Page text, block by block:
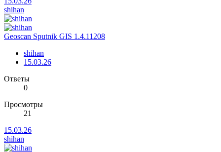
shihan
Geoscan Sputnik GIS 1.4.11208
shihan
15.03.26
Ответы
0
Просмотры
21
15.03.26
shihan